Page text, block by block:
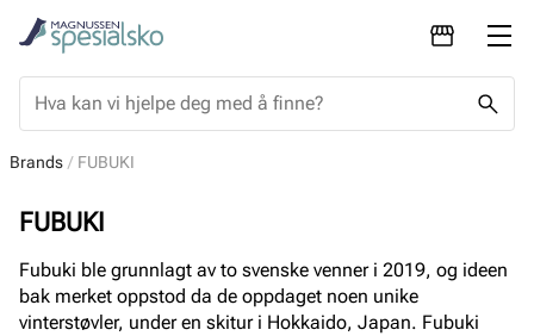
Brands FUBUKI
FUBUKI
Fubuki ble grunnlagt av to svenske venner i 2019, og ideen
bak merket oppstod da de oppdaget noen unike
vinterstøvler, under en skitur i Hokkaido, Japan. Fubuki